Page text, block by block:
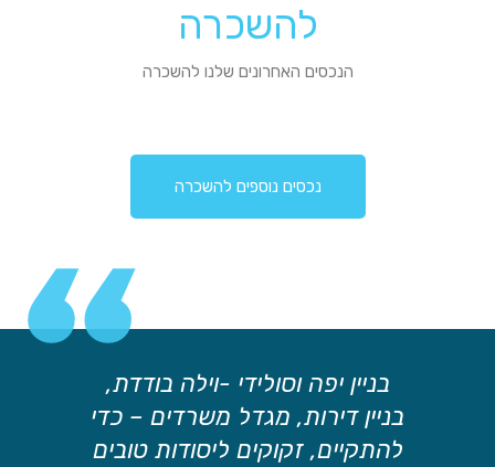
להשכרה
הנכסים האחרונים שלנו להשכרה
נכסים נוספים להשכרה
בניין יפה וסולידי -וילה בודדת,
בניין דירות, מגדל משרדים – כדי
להתקיים, זקוקים ליסודות טובים